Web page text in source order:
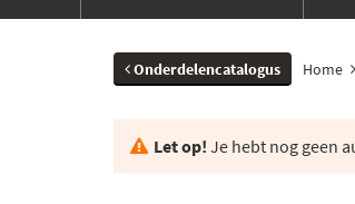
Onderdelencatalogus Home
Let op! Je hebt nog geen